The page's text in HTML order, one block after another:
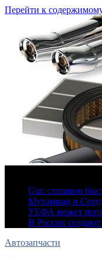
Перейти к
Gut: слишком
Мухаммад и
УЕФА может
В России создают
Автозапчасти